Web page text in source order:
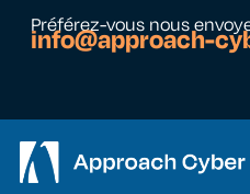
Préférez-vous nous
info@approach-